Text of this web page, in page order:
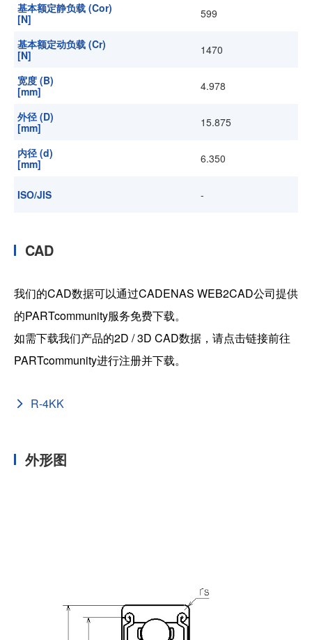
基本额定静负载 (Cor)
[N]
599
基本额定动负载 (Cr)
[N]
1470
宽度 (B)
[mm]
4.978
外径 (D)
[mm]
15.875
内径 (d)
[mm]
6.350
ISO/JIS -
CAD
我们的CAD数据可以通过CADENAS WEB2CAD公司提供
的PARTcommunity服务免费下载。
如需下载我们产品的2D / 3D CAD数据，请点击链接前往
PARTcommunity进行注册并下载。
R-4KK
外形图